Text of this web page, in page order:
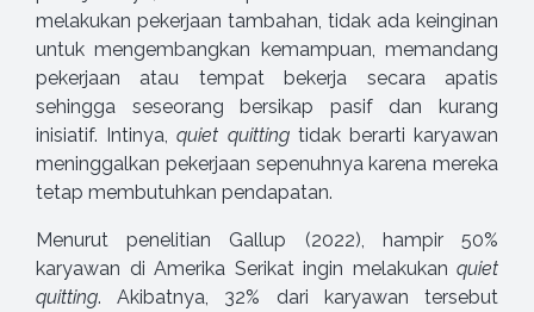
melakukan pekerjaan tambahan, tidak ada keinginan
untuk mengembangkan kemampuan, memandang
pekerjaan atau tempat bekerja secara apatis
sehingga seseorang bersikap pasif dan kurang
inisiatif. Intinya,quiet quittingtidak berarti karyawan
meninggalkan pekerjaan sepenuhnya karena mereka
tetap membutuhkan pendapatan.
Menurut penelitian Gallup (2022), hampir 50%
karyawan di Amerika Serikat ingin melakukan quiet
quitting. Akibatnya, 32% dari karyawan tersebut